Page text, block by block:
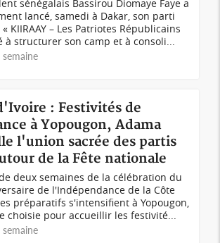
sénégalais Bassirou Diomaye Faye a
lancé, samedi à Dakar, son parti
KIIRAAY – Les Patriotes Républicains
à structurer son camp et à consoli...
: Festivités de
à Yopougon, Adama
l'union sacrée des partis
de la Fête nationale
deux semaines de la célébration du
de l'Indépendance de la Côte
préparatifs s'intensifient à Yopougon,
choisie pour accueillir les festivité...